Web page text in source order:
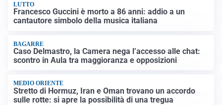
LUTTO
Francesco Guccini è morto a 86 anni: addio a un
cantautore simbolo della musica italiana
BAGARRE
Caso Delmastro, la Camera nega l’accesso alle chat:
scontro in Aula tra maggioranza e opposizioni
MEDIO ORIENTE
Stretto di Hormuz, Iran e Oman trovano un accordo
sulle rotte: si apre la possibilità di una tregua